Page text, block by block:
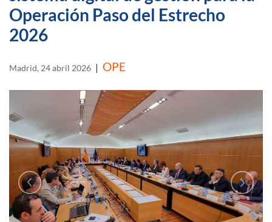
Operación Paso del Estrecho
2026
Madrid, 24 abril 2026 | OPE